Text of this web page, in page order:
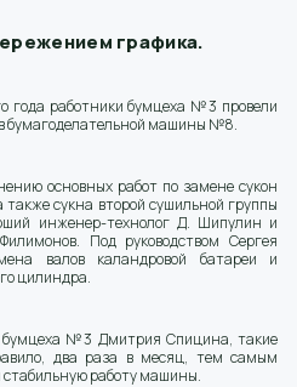
графика.
работники бумцеха №3 провели
бумагоделательной машины №8.
основных работ по замене сукон
также сукна второй сушильной группы
инженер-технолог Д. Шипулин и
Под руководством Сергея
валов каландровой батареи и
цилиндра.
№3 Дмитрия Спицина, такие
два раза в месяц, тем самым
стабильную работу машины.